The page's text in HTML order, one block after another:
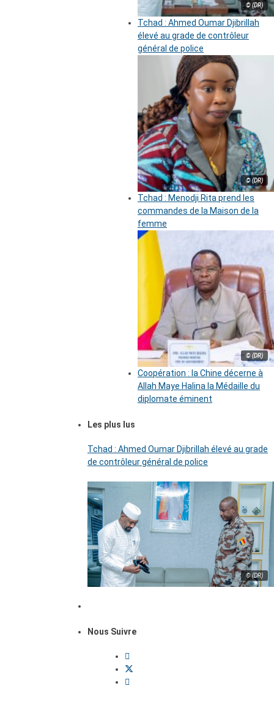
© (DR)
Tchad : Ahmed Oumar Djibrillah
élevé au grade de contrôleur
général de police
© (DR)
Tchad : Menodji Rita prend les
commandes de la Maison de la
femme
© (DR)
Coopération : la Chine décerne à
Allah Maye Halina la Médaille du
diplomate éminent
Les plus lus
Tchad : Ahmed Oumar Djibrillah élevé au grade
de contrôleur général de police
© (DR)
Nous Suivre